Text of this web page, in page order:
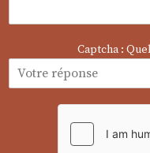
Captcha :